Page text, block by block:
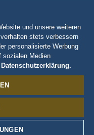
und unsere weiteren
stets verbessern
personalisierte Werbung
sozialen Medien
Datenschutzerklärung.